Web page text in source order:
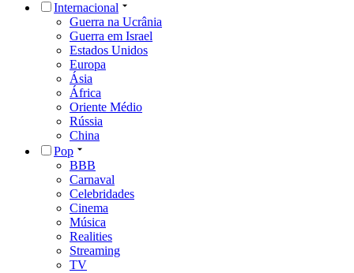
Internacional
Guerra na Ucrânia
Guerra em Israel
Estados Unidos
Europa
Ásia
África
Oriente Médio
Rússia
China
Pop
BBB
Carnaval
Celebridades
Cinema
Música
Realities
Streaming
TV